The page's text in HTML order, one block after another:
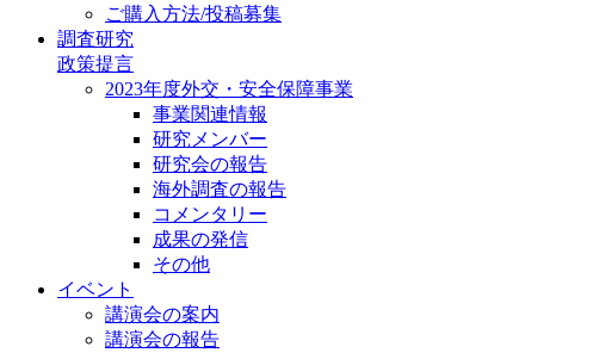
ご購入方法/投稿募集
調査研究
政策提言
2023年度外交・安全保障事業
事業関連情報
研究メンバー
研究会の報告
海外調査の報告
コメンタリー
成果の発信
その他
イベント
講演会の案内
講演会の報告